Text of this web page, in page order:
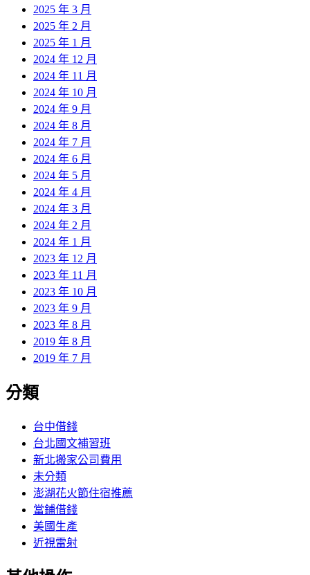
2025 年 3 月
2025 年 2 月
2025 年 1 月
2024 年 12 月
2024 年 11 月
2024 年 10 月
2024 年 9 月
2024 年 8 月
2024 年 7 月
2024 年 6 月
2024 年 5 月
2024 年 4 月
2024 年 3 月
2024 年 2 月
2024 年 1 月
2023 年 12 月
2023 年 11 月
2023 年 10 月
2023 年 9 月
2023 年 8 月
2019 年 8 月
2019 年 7 月
分類
台中借錢
台北國文補習班
新北搬家公司費用
未分類
澎湖花火節住宿推薦
當鋪借錢
美國生產
近視雷射